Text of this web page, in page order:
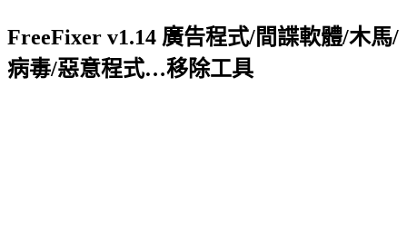
FreeFixer v1.14 廣告程式/間諜軟體/木馬/
病毒/惡意程式…移除工具